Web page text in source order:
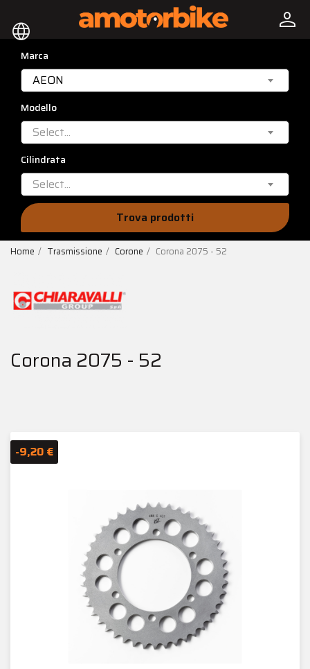
language person
Marca
AEON
Modello
Select...
Cilindrata
Select...
Trova prodotti
Home Trasmissione Corone Corona 2075 - 52
Corona 2075 - 52
-9,20 €